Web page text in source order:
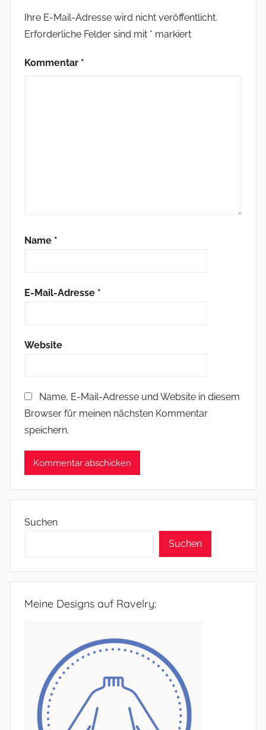
Ihre E-Mail-Adresse wird nicht veröffentlicht.
Erforderliche Felder sind mit * markiert
Kommentar *
Name *
E-Mail-Adresse *
Website
Name, E-Mail-Adresse und Website in diesem
Browser für meinen nächsten Kommentar
speichern.
Suchen
Suchen
Meine Designs auf Ravelry: